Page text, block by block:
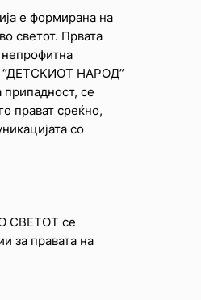
е формирана на
светот. Првата
“ДЕТСКИОТ НАРОД”
припадност, се
прават среќно,
со
СВЕТОТ се
за правата на